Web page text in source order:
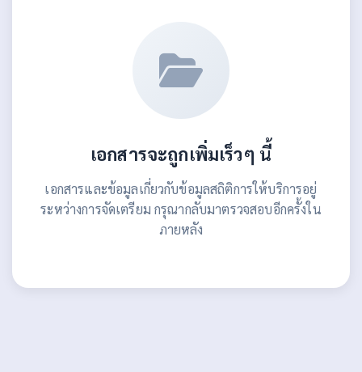
เอกสารจะถูกเพิ่มเร็วๆ นี้
เอกสารและข้อมูลเกี่ยวกับข้อมูลสถิติการให้บริการอยู่
ระหว่างการจัดเตรียม กรุณากลับมาตรวจสอบอีกครั้งใน
ภายหลัง